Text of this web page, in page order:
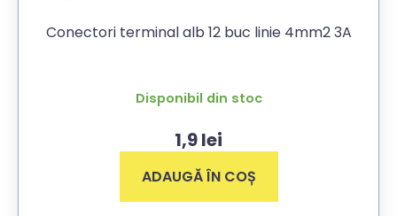
Conectori terminal alb 12 buc linie 4mm2 3A
Disponibil din stoc
1,9lei
ADAUGĂ ÎN COȘ